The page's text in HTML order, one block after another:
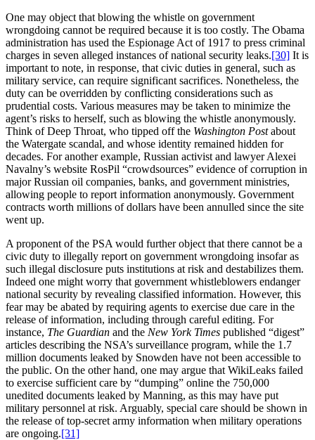
One may object that blowing the whistle on government
wrongdoing cannot be required because it is too costly. The Obama
administration has used the Espionage Act of 1917 to press criminal
charges in seven alleged instances of national security leaks.[30] It is
important to note, in response, that civic duties in general, such as
military service, can require significant sacrifices. Nonetheless, the
duty can be overridden by conflicting considerations such as
prudential costs. Various measures may be taken to minimize the
agent’s risks to herself, such as blowing the whistle anonymously.
Think of Deep Throat, who tipped off the Washington Postabout
the Watergate scandal, and whose identity remained hidden for
decades. For another example, Russian activist and lawyer Alexei
Navalny’s website RosPil “crowdsources” evidence of corruption in
major Russian oil companies, banks, and government ministries,
allowing people to report information anonymously. Government
contracts worth millions of dollars have been annulled since the site
went up.
A proponent of the PSA would further object that there cannot be a
civic duty to illegally report on government wrongdoing insofar as
such illegal disclosure puts institutions at risk and destabilizes them.
Indeed one might worry that government whistleblowers endanger
national security by revealing classified information. However, this
fear may be abated by requiring agents to exercise due care in the
release of information, including through careful editing. For
instance, The Guardian and the New York Times published “digest”
articles describing the NSA’s surveillance program, while the 1.7
million documents leaked by Snowden have not been accessible to
the public. On the other hand, one may argue that WikiLeaks failed
to exercise sufficient care by “dumping” online the 750,000
unedited documents leaked by Manning, as this may have put
military personnel at risk. Arguably, special care should be shown in
the release of top-secret army information when military operations
are ongoing.[31]